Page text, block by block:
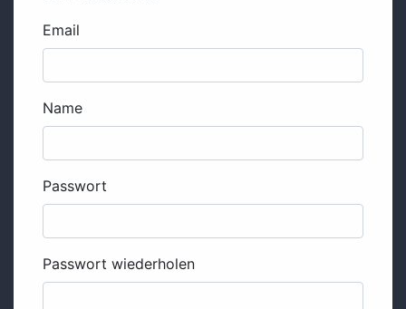
Email
Name
Passwort
Passwort wiederholen